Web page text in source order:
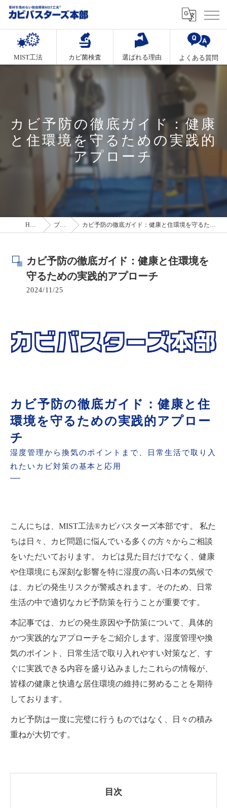
MIST工法 カビ菌検査 選ばれる理由 よくある質問
カビ予防の徹底ガイド：健康
と住環境を守るための実践的
アプローチ
HOME ブログ カビ予防の徹底ガイド：健康と住環境を守るための実践的アプローチ
カビ予防の徹底ガイド：健康と住環境を
守るための実践的アプローチ
2024/11/25
カビ予防の徹底ガイド：健康と住
環境を守るための実践的アプロー
チ
湿度管理から換気のポイントまで、日常生活で取り入
れたいカビ対策の基本と応用
こんにちは、MIST工法®カビバスターズ本部です。 私た
ちは日々、カビ問題に悩んでいる多くの方々からご相談
をいただいております。 カビは見た目だけでなく、健康
や住環境にも深刻な影響を特に湿度の高い日本の気候で
は、カビの発生リスクが警戒されます。そのため、日常
生活の中で適切なカビ予防策を行うことが重要です。
本記事では、カビの発生原因や予防策について、具体的
かつ実践的なアプローチをご紹介します。湿度管理や換
気のポイント、日常生活で取り入れやすい対策など、す
ぐに実践できる内容を盛り込みましたこれらの情報が、
皆様の健康と快適な居住環境の維持に努めることを期待
しております。
カビ予防は一度に完璧に行うものではなく、日々の積み
重ねが大切です。
目次